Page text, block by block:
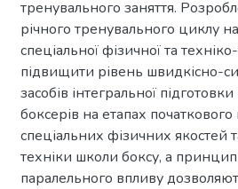
тренувального заняття.
річного тренувального циклу
спеціальної фізичної та
підвищити рівень швидкісно-
засобів інтегральної
боксерів на етапах
спеціальних фізичних
техніки школи боксу, а
паралельного впливу